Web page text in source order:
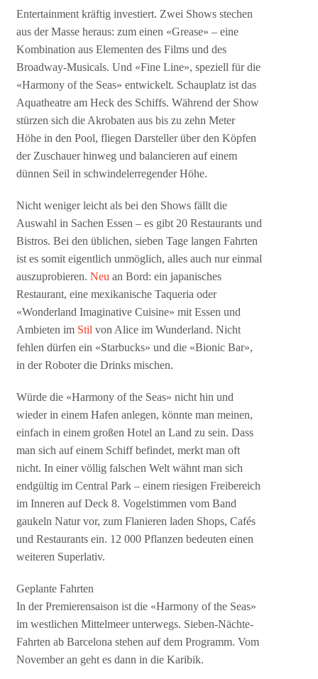
Entertainment kräftig investiert. Zwei Shows stechen
aus der Masse heraus: zum einen «Grease» – eine
Kombination aus Elementen des Films und des
Broadway-Musicals. Und «Fine Line», speziell für die
«Harmony of the Seas» entwickelt. Schauplatz ist das
Aquatheatre am Heck des Schiffs. Während der Show
stürzen sich die Akrobaten aus bis zu zehn Meter
Höhe in den Pool, fliegen Darsteller über den Köpfen
der Zuschauer hinweg und balancieren auf einem
dünnen Seil in schwindelerregender Höhe.
Nicht weniger leicht als bei den Shows fällt die
Auswahl in Sachen Essen – es gibt 20 Restaurants und
Bistros. Bei den üblichen, sieben Tage langen Fahrten
ist es somit eigentlich unmöglich, alles auch nur einmal
auszuprobieren.Neu an Bord: ein japanisches
Restaurant, eine mexikanische Taqueria oder
«Wonderland Imaginative Cuisine» mit Essen und
Ambieten im Stil von Alice im Wunderland. Nicht
fehlen dürfen ein «Starbucks» und die «Bionic Bar»,
in der Roboter die Drinks mischen.
Würde die «Harmony of the Seas» nicht hin und
wieder in einem Hafen anlegen, könnte man meinen,
einfach in einem großen Hotel an Land zu sein. Dass
man sich auf einem Schiff befindet, merkt man oft
nicht. In einer völlig falschen Welt wähnt man sich
endgültig im Central Park – einem riesigen Freibereich
im Inneren auf Deck 8. Vogelstimmen vom Band
gaukeln Natur vor, zum Flanieren laden Shops, Cafés
und Restaurants ein. 12 000 Pflanzen bedeuten einen
weiteren Superlativ.
Geplante Fahrten
In der Premierensaison ist die «Harmony of the Seas»
im westlichen Mittelmeer unterwegs. Sieben-Nächte-
Fahrten ab Barcelona stehen auf dem Programm. Vom
November an geht es dann in die Karibik.